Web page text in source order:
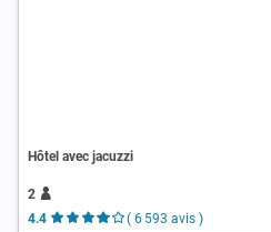
Hôtel avec jacuzzi
2
4.4
( 6 593 avis )